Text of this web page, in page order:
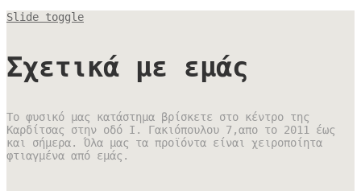
Slide toggle
Σχετικά με εμάς
Το φυσικό μας κατάστημα βρίσκετε στο κέντρο της
Καρδίτσας στην οδό Ι. Γακιόπουλου 7,απο το 2011 έως
και σήμερα. Όλα μας τα προϊόντα είναι χειροποίητα
φτιαγμένα από εμάς.